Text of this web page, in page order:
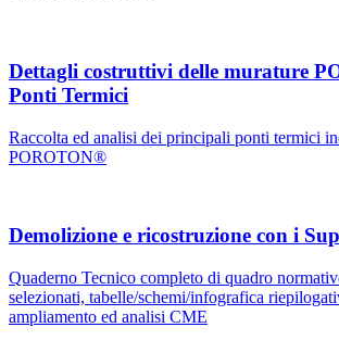
Dettagli costruttivi delle murature
Ponti Termici
Raccolta ed analisi dei principali ponti termici
POROTON®
Demolizione e ricostruzione con i
Quaderno Tecnico completo di quadro
selezionati, tabelle/schemi/infografica
ampliamento ed analisi CME